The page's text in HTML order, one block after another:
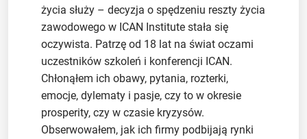
życia służy – decyzja o spędzeniu reszty życia
zawodowego w ICAN Institute stała się
oczywista. Patrzę od 18 lat na świat oczami
uczestników szkoleń i konferencji ICAN.
Chłonąłem ich obawy, pytania, rozterki,
emocje, dylematy i pasje, czy to w okresie
prosperity, czy w czasie kryzysów.
Obserwowałem, jak ich firmy podbijają rynki